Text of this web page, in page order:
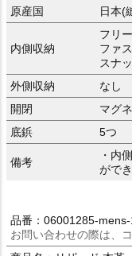
原産国
日本(
内側収納
フリ
ファ
スナ
外側収納
なし
開閉
マグ
底鋲
5つ
備考
・内
がで
品番：06001285-
お問い合わせの際は、